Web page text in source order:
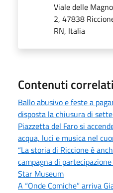
Viale delle
2, 47838
RN, Italia
Contenuti correlati
Ballo abusivo e feste a
disposta la chiusura di
Piazzetta del Faro si
acqua, luci e musica nel
“La storia di Riccione è
campagna di
Star Museum
A “Onde Comiche” arriva